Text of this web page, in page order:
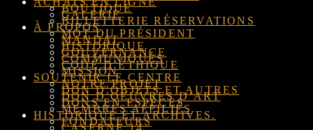
BOUTIQUE
GALERIE
BILLETTERIE RÉSERVATIONS
À PROPOS
MOT DU PRÉSIDENT
MANDAT
HISTORIQUE
GOUVERNANCE
COMMUNIQUÉS
CODE D’ÉTHIQUE
MISSION
SOUTENIR LE CENTRE
NOTRE PROJET
DON D’OBJETS ET AUTRES
DON D’OEUVRES D’ART
DONS EN ESPÈCES
MEMBRES AFFILIÉS
HISTORIQUE ET ARCHIVES.
FONDATEURS
CASERNE 14